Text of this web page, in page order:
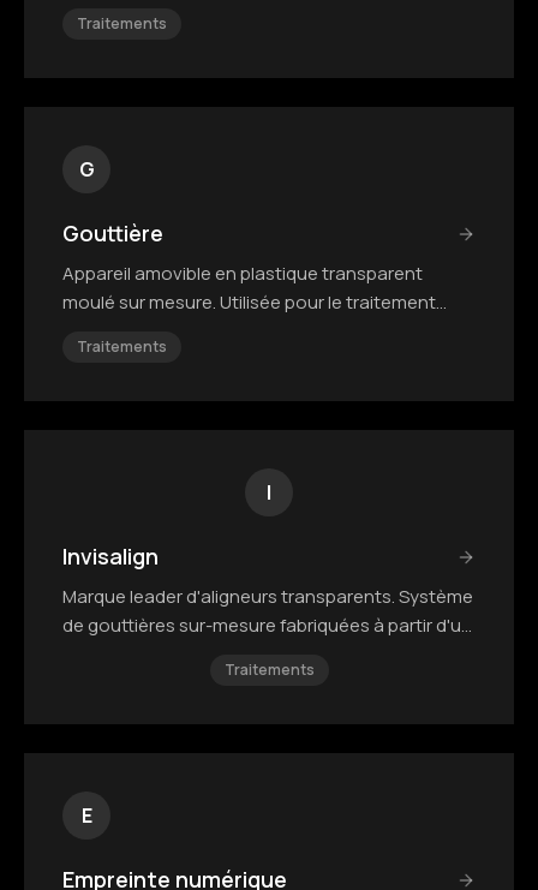
Traitements
G
Gouttière
Appareil amovible en plastique transparent
moulé sur mesure. Utilisée pour le traitement
Traitements
I
Invisalign
Marque leader d'aligneurs transparents. Système
de gouttières sur-mesure fabriquées à partir d'un
Traitements
E
Empreinte numérique